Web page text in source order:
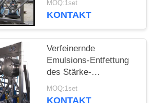
MC450 22Be
MOQ:1set
KONTAKT
Verfeinernde
Emulsions-Entfettung
des Stärke-
Hydrozyklon-2t/H 30kw
MOQ:1set
KONTAKT